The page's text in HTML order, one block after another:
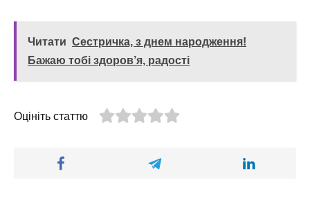
Читати Сестричка, з днем народження!
Бажаю тобі здоров’я, радості
Оцініть статтю